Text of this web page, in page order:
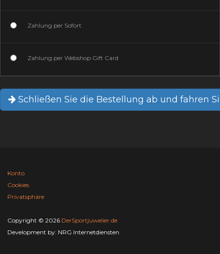
Zahlung per Sofort
Zahlung per Webshop Gift Card
Schließen Sie die Bestellung ab und fahren
Konto
Cookies
Privatsphäre
Copyright © 2026 DerSportjuwelier.de
Development by: NRG Internetdiensten